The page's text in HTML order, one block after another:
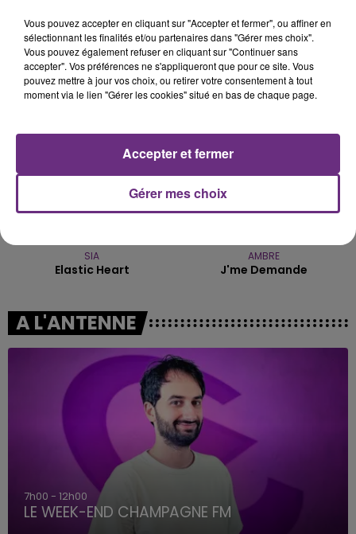
CHRISTOPHE WILLEM
Systaime
MYLES SMITH
Stargazing
17h48
17h48
SIA
Elastic Heart
17h45
17h45
AMBRE
J'me Demande
A L'ANTENNE
7h00 - 12h00
LE WEEK-END CHAMPAGNE FM
Vous pouvez accepter en cliquant sur "Accepter et fermer", ou affiner en
sélectionnant les finalités et/ou partenaires dans "Gérer mes choix".
Vous pouvez également refuser en cliquant sur "Continuer sans
accepter". Vos préférences ne s'appliqueront que pour ce site. Vous
pouvez mettre à jour vos choix, ou retirer votre consentement à tout
moment via le lien "Gérer les cookies" situé en bas de chaque page.
Gérer mes choix
Accepter et fermer